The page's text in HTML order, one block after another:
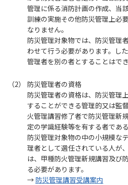
管理に係る消防計画の作成、当
訓練の実施その他防災管理上必
なりません。
防災管理対象物では、防災管理
わせて行う必要があります。し
管理者を別の者とすることはでき
防災管理者の資格
防災管理者の資格は、防災管理
することができる管理的又は監
火管理講習修了者で防災管理新
定の学識経験等を有する者であ
防災管理対象物の中の小規模な
理者として選任されている人が
は、甲種防火管理新規講習及び
る必要があります。
→ 防災管理講習受講案内